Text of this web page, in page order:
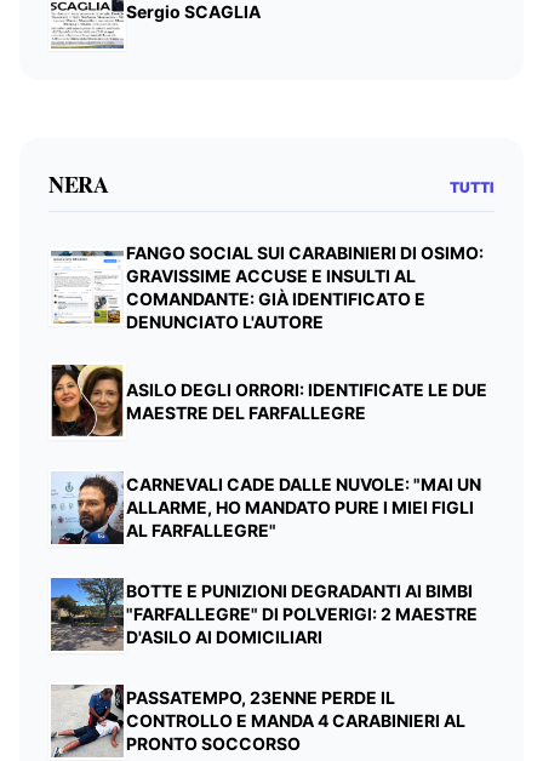
Sergio SCAGLIA
NERA TUTTI
FANGO SOCIAL SUI CARABINIERI DI OSIMO:
GRAVISSIME ACCUSE E INSULTI AL
COMANDANTE: GIÀ IDENTIFICATO E
DENUNCIATO L'AUTORE
ASILO DEGLI ORRORI: IDENTIFICATE LE DUE
MAESTRE DEL FARFALLEGRE
CARNEVALI CADE DALLE NUVOLE: "MAI UN
ALLARME, HO MANDATO PURE I MIEI FIGLI
AL FARFALLEGRE"
BOTTE E PUNIZIONI DEGRADANTI AI BIMBI
"FARFALLEGRE" DI POLVERIGI: 2 MAESTRE
D'ASILO AI DOMICILIARI
PASSATEMPO, 23ENNE PERDE IL
CONTROLLO E MANDA 4 CARABINIERI AL
PRONTO SOCCORSO